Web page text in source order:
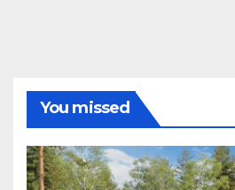
You missed